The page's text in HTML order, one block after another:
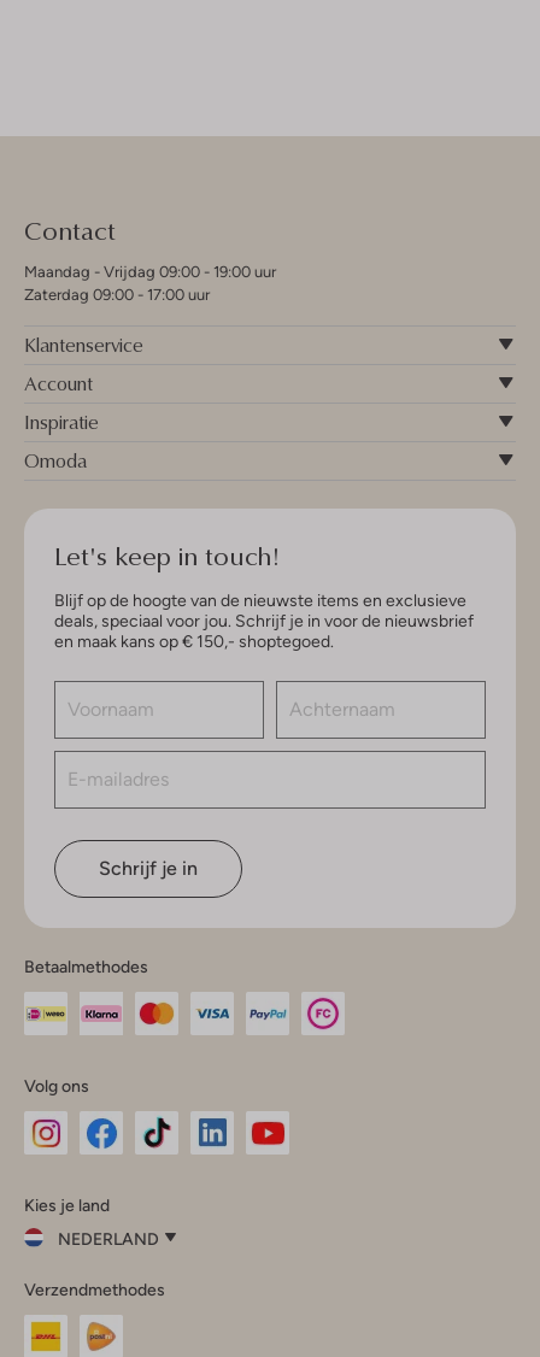
Contact
Maandag - Vrijdag 09:00 - 19:00 uur
Zaterdag 09:00 - 17:00 uur
Klantenservice
Account
Inspiratie
Omoda
Let's keep in touch!
Blijf op de hoogte van de nieuwste items en exclusieve
deals, speciaal voor jou. Schrijf je in voor de nieuwsbrief
en maak kans op € 150,- shoptegoed.
Schrijf je in
Betaalmethodes
Volg ons
InstagramFacebook
Kies je land
NEDERLAND
je
land
Nederland
Verzendmethodes